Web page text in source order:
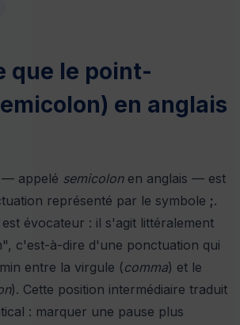
que le point-
en anglais
— appelé semicolonen anglais — est
représenté par le symbole ;.
évocateur : il s'agit littéralement
c'est-à-dire d'une ponctuation qui
entre la virgule (comma) et le
). Cette position intermédiaire traduit
: marquer une pause plus